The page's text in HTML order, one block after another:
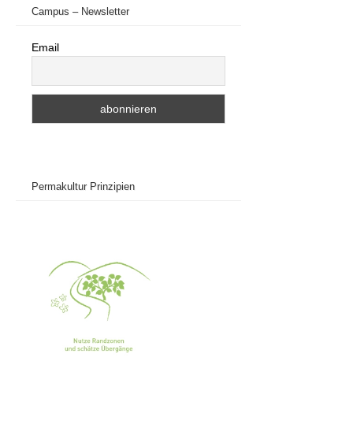
Campus – Newsletter
Email
Permakultur Prinzipien